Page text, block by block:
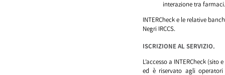
interazione tra farmaci.
INTERCheck e le relative
Negri IRCCS.
ISCRIZIONE AL SERVIZIO.
L’accesso a INTERCheck
ed è riservato agli